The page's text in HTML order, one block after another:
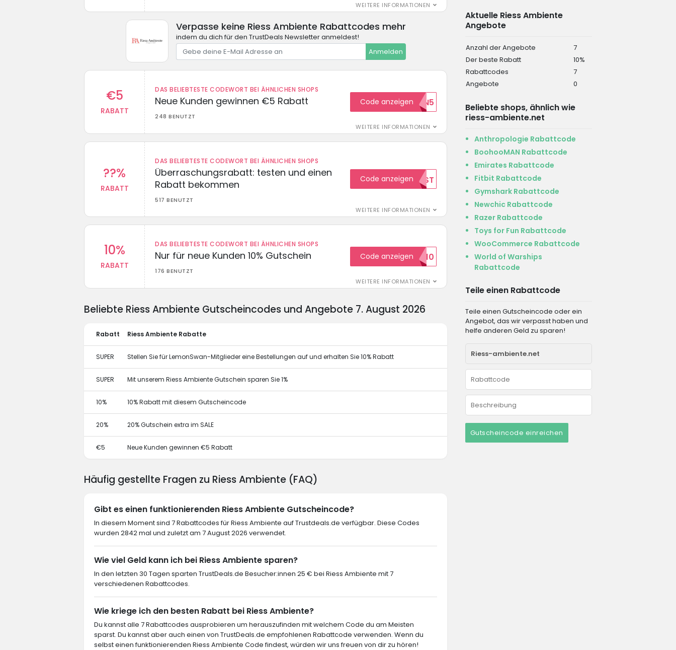
WEITERE INFORMATIONEN
Verpasse keine Riess Ambiente Rabattcodes mehr
indem du dich für den TrustDeals Newsletter anmeldest!
Anmelden
€5
RABATT
DAS BELIEBTESTE CODEWORT BEI ÄHNLICHEN SHOPS
Neue Kunden gewinnen €5 Rabatt
248 BENUTZT
WEITERE INFORMATIONEN
Code anzeigen
WILKOMMEN5
??%
RABATT
DAS BELIEBTESTE CODEWORT BEI ÄHNLICHEN SHOPS
Überraschungsrabatt: testen und einen
Rabatt bekommen
517 BENUTZT
WEITERE INFORMATIONEN
Code anzeigen TEST
10%
RABATT
DAS BELIEBTESTE CODEWORT BEI ÄHNLICHEN SHOPS
Nur für neue Kunden 10% Gutschein
176 BENUTZT
WEITERE INFORMATIONEN
Code anzeigen
WILKOMMEN10
Aktuelle Riess Ambiente
Angebote
Anzahl der Angebote
7
Der beste Rabatt
10%
Rabattcodes
7
Angebote
0
Beliebte shops, ähnlich wie
riess-ambiente.net
Anthropologie Rabattcode
BoohooMAN Rabattcode
Emirates Rabattcode
Fitbit Rabattcode
Gymshark Rabattcode
Newchic Rabattcode
Razer Rabattcode
Toys for Fun Rabattcode
WooCommerce Rabattcode
World of Warships
Rabattcode
Teile einen Rabattcode
Teile einen Gutscheincode oder ein
Angebot, das wir verpasst haben und
helfe anderen Geld zu sparen!
Gutscheincode einreichen
Beliebte Riess Ambiente Gutscheincodes und Angebote 7. August 2026
Rabatt Riess Ambiente Rabatte
SUPER Stellen Sie für LemonSwan-Mitglieder eine Bestellungen auf und erhalten Sie 10% Rabatt
SUPER Mit unserem Riess Ambiente Gutschein sparen Sie 1%
10% 10% Rabatt mit diesem Gutscheincode
20% 20% Gutschein extra im SALE
€5 Neue Kunden gewinnen €5 Rabatt
Häufig gestellte Fragen zu Riess Ambiente (FAQ)
Gibt es einen funktionierenden Riess Ambiente Gutscheincode?
In diesem Moment sind 7 Rabattcodes für Riess Ambiente auf Trustdeals.de verfügbar. Diese Codes
wurden 2842 mal und zuletzt am 7 August 2026 verwendet.
Wie viel Geld kann ich bei Riess Ambiente sparen?
In den letzten 30 Tagen sparten TrustDeals.de Besucher:innen 25 € bei Riess Ambiente mit 7
verschiedenen Rabattcodes.
Wie kriege ich den besten Rabatt bei Riess Ambiente?
Du kannst alle 7 Rabattcodes ausprobieren um herauszufinden mit welchem Code du am Meisten
sparst. Du kannst aber auch einen von TrustDeals.de empfohlenen Rabattcode verwenden. Wenn du
selbst einen funktionierenden Riess Ambiente Code findest, würden wir uns freuen von dir zu hören!